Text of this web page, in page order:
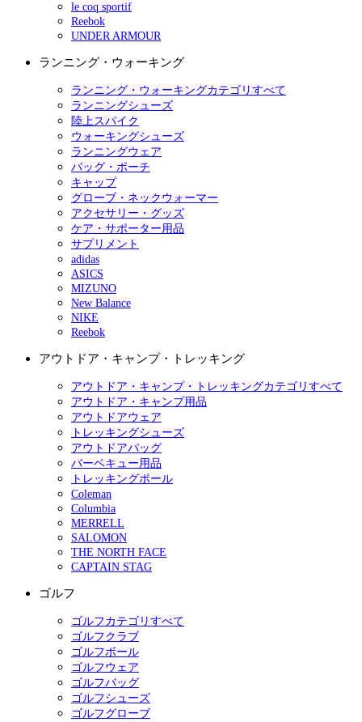
le coq sportif
Reebok
UNDER ARMOUR
ランニング・ウォーキング
ランニング・ウォーキングカテゴリすべて
ランニングシューズ
陸上スパイク
ウォーキングシューズ
ランニングウェア
バッグ・ポーチ
キャップ
グローブ・ネックウォーマー
アクセサリー・グッズ
ケア・サポーター用品
サプリメント
adidas
ASICS
MIZUNO
New Balance
NIKE
Reebok
アウトドア・キャンプ・トレッキング
アウトドア・キャンプ・トレッキングカテゴリすべて
アウトドア・キャンプ用品
アウトドアウェア
トレッキングシューズ
アウトドアバッグ
バーベキュー用品
トレッキングポール
Coleman
Columbia
MERRELL
SALOMON
THE NORTH FACE
CAPTAIN STAG
ゴルフ
ゴルフカテゴリすべて
ゴルフクラブ
ゴルフボール
ゴルフウェア
ゴルフバッグ
ゴルフシューズ
ゴルフグローブ